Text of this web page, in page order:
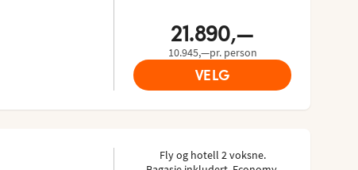
21.890,—
10.945,—pr. person
VELG
Fly og hotell 2 voksne.